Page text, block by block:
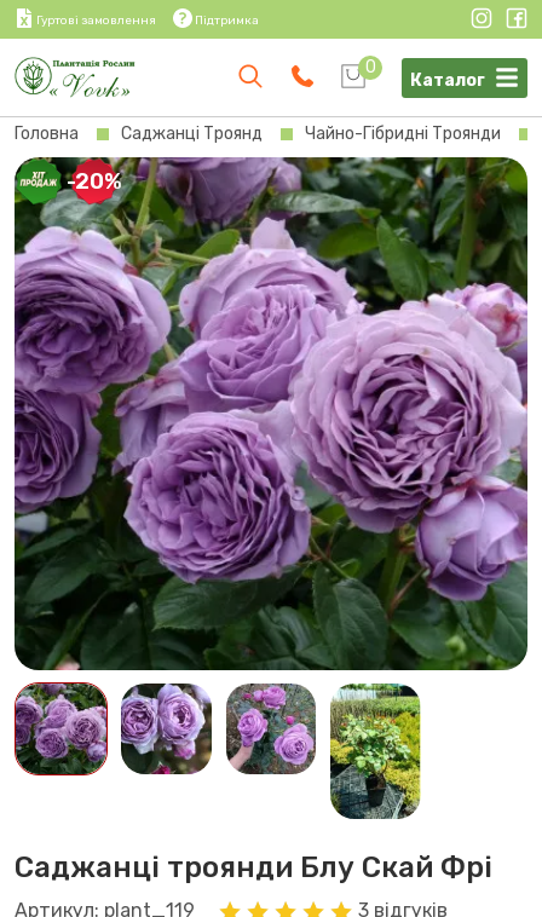
Гуртові замовлення Підтримка
0
Каталог
Головна Саджанці Троянд Чайно-Гібридні Троянди
-20%
Саджанці троянди Блу Скай Фрі
Артикул: plant_119
3 відгуків